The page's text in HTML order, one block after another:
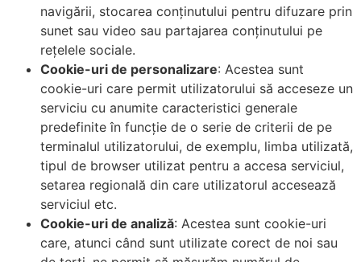
navigării, stocarea conținutului pentru difuzare prin
sunet sau video sau partajarea conținutului pe
rețelele sociale.
Cookie-uri de personalizare: Acestea sunt
cookie-uri care permit utilizatorului să acceseze un
serviciu cu anumite caracteristici generale
predefinite în funcție de o serie de criterii de pe
terminalul utilizatorului, de exemplu, limba utilizată,
tipul de browser utilizat pentru a accesa serviciul,
setarea regională din care utilizatorul accesează
serviciul etc.
Cookie-uri de analiză: Acestea sunt cookie-uri
care, atunci când sunt utilizate corect de noi sau